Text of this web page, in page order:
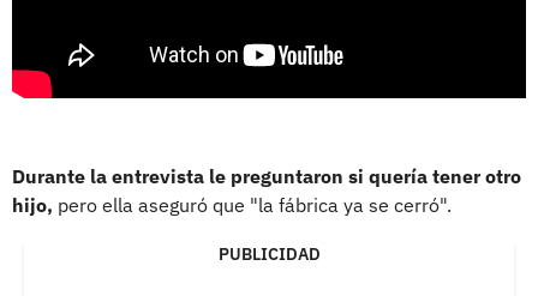
Durante la entrevista le preguntaron si quería tener otro
hijo, pero ella aseguró que "la fábrica ya se cerró".
PUBLICIDAD